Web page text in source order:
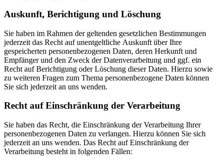
Auskunft, Berichtigung und Löschung
Sie haben im Rahmen der geltenden gesetzlichen Bestimmungen
jederzeit das Recht auf unentgeltliche Auskunft über Ihre
gespeicherten personenbezogenen Daten, deren Herkunft und
Empfänger und den Zweck der Datenverarbeitung und ggf. ein
Recht auf Berichtigung oder Löschung dieser Daten. Hierzu sowie
zu weiteren Fragen zum Thema personenbezogene Daten können
Sie sich jederzeit an uns wenden.
Recht auf Einschränkung der Verarbeitung
Sie haben das Recht, die Einschränkung der Verarbeitung Ihrer
personenbezogenen Daten zu verlangen. Hierzu können Sie sich
jederzeit an uns wenden. Das Recht auf Einschränkung der
Verarbeitung besteht in folgenden Fällen: